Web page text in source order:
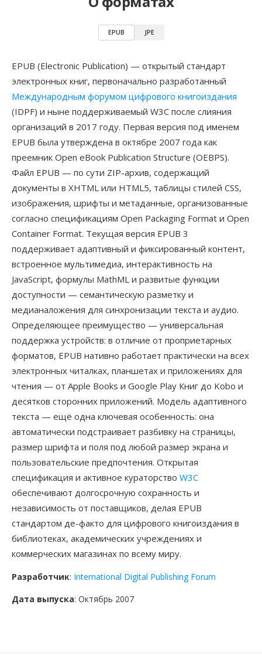
EPUB JPE
EPUB (Electronic Publication) — открытый стандарт
электронных книг, первоначально разработанный
Международным форумом цифрового книгоиздания
(IDPF) и ныне поддерживаемый W3C после слияния
организаций в 2017 году. Первая версия под именем
EPUB была утверждена в октябре 2007 года как
преемник Open eBook Publication Structure (OEBPS).
Файл EPUB — по сути ZIP-архив, содержащий
документы в XHTML или HTML5, таблицы стилей CSS,
изображения, шрифты и метаданные, организованные
согласно спецификациям Open Packaging Format и Open
Container Format. Текущая версия EPUB 3
поддерживает адаптивный и фиксированный контент,
встроенное мультимедиа, интерактивность на
JavaScript, формулы MathML и развитые функции
доступности — семантическую разметку и
медианаложения для синхронизации текста и аудио.
Определяющее преимущество — универсальная
поддержка устройств: в отличие от проприетарных
форматов, EPUB нативно работает практически на всех
электронных читалках, планшетах и приложениях для
чтения — от Apple Books и Google Play Книг до Kobo и
десятков сторонних приложений. Модель адаптивного
текста — ещё одна ключевая особенность: она
автоматически подстраивает разбивку на страницы,
размер шрифта и поля под любой размер экрана и
пользовательские предпочтения. Открытая
спецификация и активное кураторство W3C
обеспечивают долгосрочную сохранность и
независимость от поставщиков, делая EPUB
стандартом де-факто для цифрового книгоиздания в
библиотеках, академических учреждениях и
коммерческих магазинах по всему миру.
Разработчик: International Digital Publishing Forum
Дата выпуска: Октябрь 2007